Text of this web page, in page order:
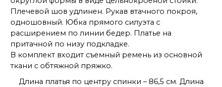
Плечевой шов удлинен. Рукав втачного покроя,
одношовный. Юбка прямого силуэта с
расширением по линии бедер. Платье на
притачной по низу подкладке.
В комплект входит съемный ремень из основной
ткани с обтяжной пряжко.
Длина платья по центру спинки – 86,5 см. Длина